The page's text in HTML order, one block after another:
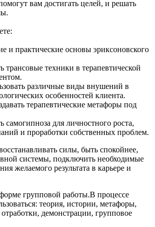
вам достигать целей, и решать
и практические основы эриксоновского
трансовые техники в терапевтической
различные виды внушений в
особенностей клиента.
терапевтические метафоры под
самогипноза для личностного роста,
и проработки собственных проблем.
силы, быть спокойнее,
системы, подключить необходимые
желаемого результата в карьере и
групповой работы.В процессе
теория, истории, метафоры,
демонстрации, групповое